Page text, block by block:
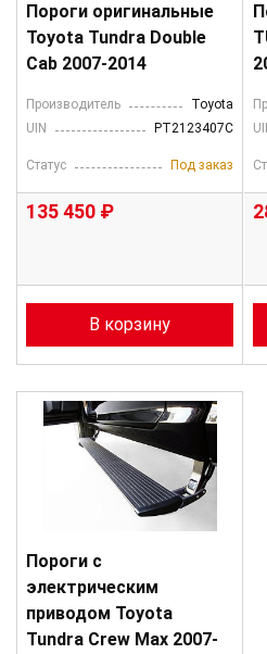
Пороги оригинальные
Toyota Tundra Double
Cab 2007-2014
Производитель
Toyota
UIN
PT2123407C
Статус Под заказ
135 450 ₽
В корзину
Пороги с
электрическим
приводом Toyota
Tundra Crew Max 2007-